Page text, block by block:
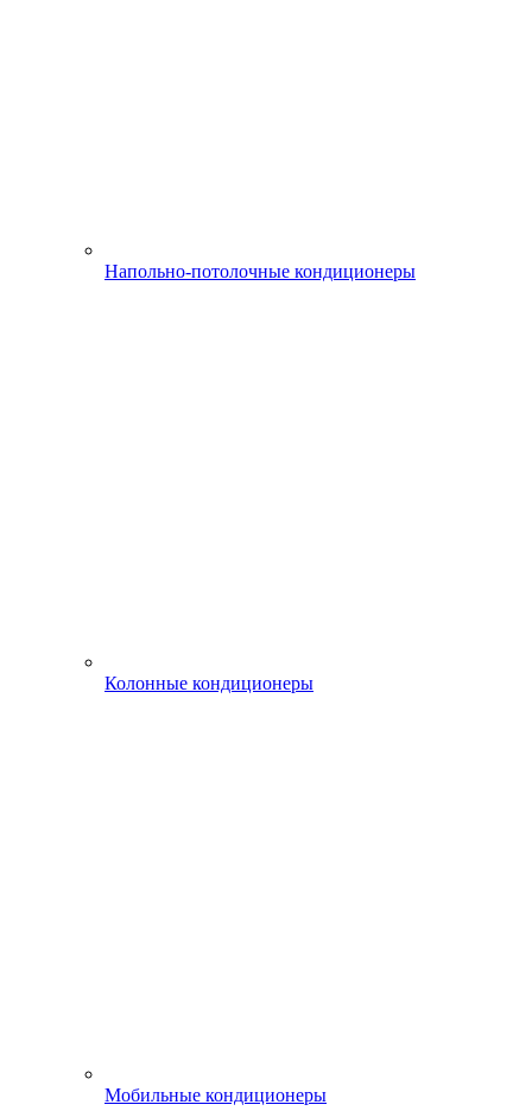
Напольно-потолочные кондиционеры
Колонные кондиционеры
Мобильные кондиционеры